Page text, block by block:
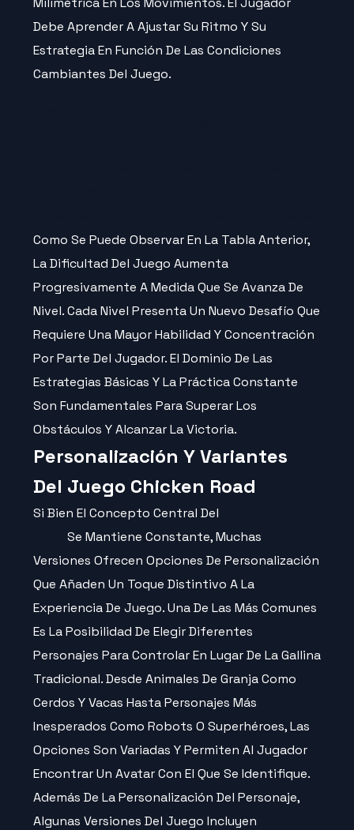
Debe Aprender A Ajustar Su Ritmo Y Su
Estrategia En Función De Las Condiciones
Cambiantes Del Juego.
Como Se Puede Observar En La Tabla Anterior,
La Dificultad Del Juego Aumenta
Progresivamente A Medida Que Se Avanza De
Nivel. Cada Nivel Presenta Un Nuevo Desafío Que
Requiere Una Mayor Habilidad Y Concentración
Por Parte Del Jugador. El Dominio De Las
Estrategias Básicas Y La Práctica Constante
Son Fundamentales Para Superar Los
Obstáculos Y Alcanzar La Victoria.
Personalización Y Variantes
Del Juego Chicken Road
Si Bien El Concepto Central Del
Se Mantiene Constante, Muchas
Versiones Ofrecen Opciones De Personalización
Que Añaden Un Toque Distintivo A La
Experiencia De Juego. Una De Las Más Comunes
Es La Posibilidad De Elegir Diferentes
Personajes Para Controlar En Lugar De La Gallina
Tradicional. Desde Animales De Granja Como
Cerdos Y Vacas Hasta Personajes Más
Inesperados Como Robots O Superhéroes, Las
Opciones Son Variadas Y Permiten Al Jugador
Encontrar Un Avatar Con El Que Se Identifique.
Además De La Personalización Del Personaje,
Algunas Versiones Del Juego Incluyen